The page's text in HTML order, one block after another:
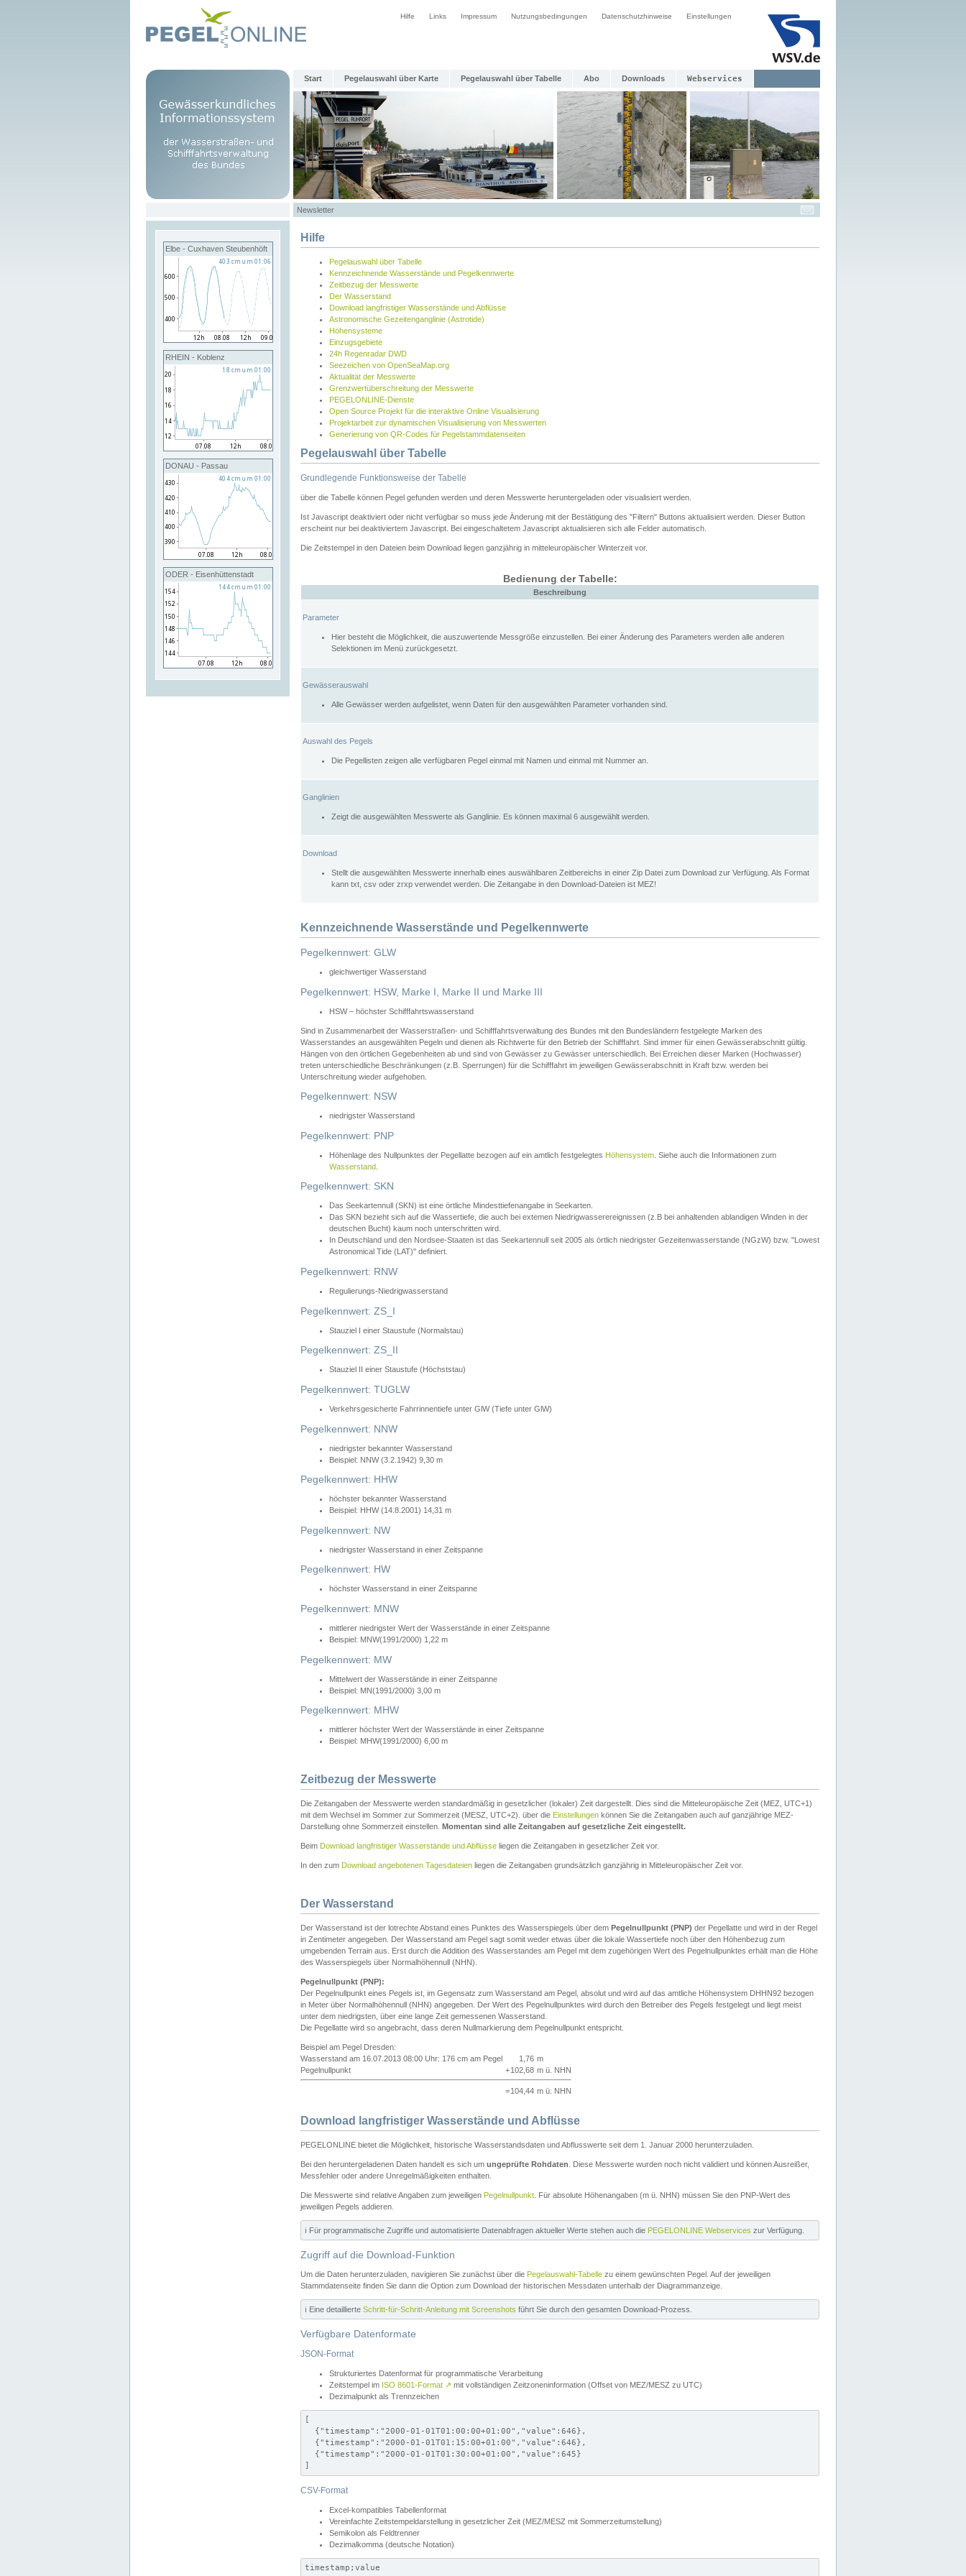
Hilfe Links Impressum Nutzungsbedingungen Datenschutzhinweise Einstellungen
Start Pegelauswahl über Karte Pegelauswahl über Tabelle Abo Downloads Webservices
Newsletter
Elbe - Cuxhaven Steubenhöft
RHEIN - Koblenz
DONAU - Passau
ODER - Eisenhüttenstadt
Hilfe
Pegelauswahl über Tabelle
Kennzeichnende Wasserstände und Pegelkennwerte
Zeitbezug der Messwerte
Der Wasserstand
Download langfristiger Wasserstände und Abflüsse
Astronomische Gezeitenganglinie (Astrotide)
Höhensysteme
Einzugsgebiete
24h Regenradar DWD
Seezeichen von OpenSeaMap.org
Aktualität der Messwerte
Grenzwertüberschreitung der Messwerte
PEGELONLINE-Dienste
Open Source Projekt für die interaktive Online Visualisierung
Projektarbeit zur dynamischen Visualisierung von Messwerten
Generierung von QR-Codes für Pegelstammdatenseiten
Pegelauswahl über Tabelle
Grundlegende Funktionsweise der Tabelle
über die Tabelle können Pegel gefunden werden und deren Messwerte heruntergeladen oder visualisiert werden.
Ist Javascript deaktiviert oder nicht verfügbar so muss jede Änderung mit der Bestätigung des "Filtern" Buttons aktualisiert werden. Dieser Button
erscheint nur bei deaktiviertem Javascript. Bei eingeschaltetem Javascript aktualisieren sich alle Felder automatisch.
Die Zeitstempel in den Dateien beim Download liegen ganzjährig in mitteleuropäischer Winterzeit vor.
Bedienung der Tabelle:
Beschreibung
Parameter
Hier besteht die Möglichkeit, die auszuwertende Messgröße einzustellen. Bei einer Änderung des Parameters werden alle anderen
Selektionen im Menü zurückgesetzt.
Gewässerauswahl
Alle Gewässer werden aufgelistet, wenn Daten für den ausgewählten Parameter vorhanden sind.
Auswahl des Pegels
Die Pegellisten zeigen alle verfügbaren Pegel einmal mit Namen und einmal mit Nummer an.
Ganglinien
Zeigt die ausgewählten Messwerte als Ganglinie. Es können maximal 6 ausgewählt werden.
Download
Stellt die ausgewählten Messwerte innerhalb eines auswählbaren Zeitbereichs in einer Zip Datei zum Download zur Verfügung. Als Format
kann txt, csv oder zrxp verwendet werden. Die Zeitangabe in den Download-Dateien ist MEZ!
Kennzeichnende Wasserstände und Pegelkennwerte
Pegelkennwert: GLW
gleichwertiger Wasserstand
Pegelkennwert: HSW, Marke I, Marke II und Marke III
HSW – höchster Schifffahrtswasserstand
Sind in Zusammenarbeit der Wasserstraßen- und Schifffahrtsverwaltung des Bundes mit den Bundesländern festgelegte Marken des
Wasserstandes an ausgewählten Pegeln und dienen als Richtwerte für den Betrieb der Schifffahrt. Sind immer für einen Gewässerabschnitt gültig.
Hängen von den örtlichen Gegebenheiten ab und sind von Gewässer zu Gewässer unterschiedlich. Bei Erreichen dieser Marken (Hochwasser)
treten unterschiedliche Beschränkungen (z.B. Sperrungen) für die Schifffahrt im jeweiligen Gewässerabschnitt in Kraft bzw. werden bei
Unterschreitung wieder aufgehoben.
Pegelkennwert: NSW
niedrigster Wasserstand
Pegelkennwert: PNP
Höhenlage des Nullpunktes der Pegellatte bezogen auf ein amtlich festgelegtes Höhensystem . Siehe auch die Informationen zum
Wasserstand
Pegelkennwert: SKN
Das Seekartennull (SKN) ist eine örtliche Mindesttiefenangabe in Seekarten.
Das SKN bezieht sich auf die Wassertiefe, die auch bei extemen Niedrigwasserereignissen (z.B bei anhaltenden ablandigen Winden in der
deutschen Bucht) kaum noch unterschritten wird.
In Deutschland und den Nordsee-Staaten ist das Seekartennull seit 2005 als örtlich niedrigster Gezeitenwasserstande (NGzW) bzw. "Lowest
Astronomical Tide (LAT)" definiert.
Pegelkennwert: RNW
Regulierungs-Niedrigwasserstand
Pegelkennwert: ZS_I
Stauziel I einer Staustufe (Normalstau)
Pegelkennwert: ZS_II
Stauziel II einer Staustufe (Höchststau)
Pegelkennwert: TUGLW
Verkehrsgesicherte Fahrrinnentiefe unter GlW (Tiefe unter GlW)
Pegelkennwert: NNW
niedrigster bekannter Wasserstand
Beispiel: NNW (3.2.1942) 9,30 m
Pegelkennwert: HHW
höchster bekannter Wasserstand
Beispiel: HHW (14.8.2001) 14,31 m
Pegelkennwert: NW
niedrigster Wasserstand in einer Zeitspanne
Pegelkennwert: HW
höchster Wasserstand in einer Zeitspanne
Pegelkennwert: MNW
mittlerer niedrigster Wert der Wasserstände in einer Zeitspanne
Beispiel: MNW(1991/2000) 1,22 m
Pegelkennwert: MW
Mittelwert der Wasserstände in einer Zeitspanne
Beispiel: MN(1991/2000) 3,00 m
Pegelkennwert: MHW
mittlerer höchster Wert der Wasserstände in einer Zeitspanne
Beispiel: MHW(1991/2000) 6,00 m
Zeitbezug der Messwerte
Die Zeitangaben der Messwerte werden standardmäßig in gesetzlicher (lokaler) Zeit dargestellt. Dies sind die Mitteleuropäische Zeit (MEZ, UTC+1)
mit dem Wechsel im Sommer zur Sommerzeit (MESZ, UTC+2). über die Einstellungen können Sie die Zeitangaben auch auf ganzjährige MEZ-
Darstellung ohne Sommerzeit einstellen. Momentan sind alle Zeitangaben auf gesetzliche Zeit eingestellt.
Beim Download langfristiger Wasserstände und Abflüsse liegen die Zeitangaben in gesetzlicher Zeit vor.
In den zum Download angebotenen Tagesdateien liegen die Zeitangaben grundsätzlich ganzjährig in Mitteleuropäischer Zeit vor.
Der Wasserstand
Der Wasserstand ist der lotrechte Abstand eines Punktes des Wasserspiegels über dem Pegelnullpunkt (PNP) der Pegellatte und wird in der Regel
in Zentimeter angegeben. Der Wasserstand am Pegel sagt somit weder etwas über die lokale Wassertiefe noch über den Höhenbezug zum
umgebenden Terrain aus. Erst durch die Addition des Wasserstandes am Pegel mit dem zugehörigen Wert des Pegelnullpunktes erhält man die Höhe
des Wasserspiegels über Normalhöhennull (NHN).
Pegelnullpunkt (PNP):
Der Pegelnullpunkt eines Pegels ist, im Gegensatz zum Wasserstand am Pegel, absolut und wird auf das amtliche Höhensystem DHHN92 bezogen
in Meter über Normalhöhennull (NHN) angegeben. Der Wert des Pegelnullpunktes wird durch den Betreiber des Pegels festgelegt und liegt meist
unter dem niedrigsten, über eine lange Zeit gemessenen Wasserstand.
Die Pegellatte wird so angebracht, dass deren Nullmarkierung dem Pegelnullpunkt entspricht.
Beispiel am Pegel Dresden:
Wasserstand am 16.07.2013 08:00 Uhr: 176 cm am Pegel
1,76 m
Pegelnullpunkt
+102,68 m ü. NHN
=104,44 m ü. NHN
Download langfristiger Wasserstände und Abflüsse
PEGELONLINE bietet die Möglichkeit, historische Wasserstandsdaten und Abflusswerte seit dem 1. Januar 2000 herunterzuladen.
Bei den heruntergeladenen Daten handelt es sich um ungeprüfte Rohdaten . Diese Messwerte wurden noch nicht validiert und können Ausreißer,
Messfehler oder andere Unregelmäßigkeiten enthalten.
Die Messwerte sind relative Angaben zum jeweiligen Pegelnullpunkt . Für absolute Höhenangaben (m ü. NHN) müssen Sie den PNP-Wert des
jeweiligen Pegels addieren.
ℹ️ Für programmatische Zugriffe und automatisierte Datenabfragen aktueller Werte stehen auch die PEGELONLINE Webservices zur Verfügung.
Zugriff auf die Download-Funktion
Um die Daten herunterzuladen, navigieren Sie zunächst über die Pegelauswahl-Tabelle zu einem gewünschten Pegel. Auf der jeweiligen
Stammdatenseite finden Sie dann die Option zum Download der historischen Messdaten unterhalb der Diagrammanzeige.
ℹ️ Eine detaillierte Schritt-für-Schritt-Anleitung mit Screenshots führt Sie durch den gesamten Download-Prozess.
Verfügbare Datenformate
JSON-Format
Strukturiertes Datenformat für programmatische Verarbeitung
Zeitstempel im ISO 8601-Format ↗ mit vollständigen Zeitzoneninformation (Offset von MEZ/MESZ zu UTC)
Dezimalpunkt als Trennzeichen
[
  {"timestamp":"2000-01-01T01:00:00+01:00","value":646},
  {"timestamp":"2000-01-01T01:15:00+01:00","value":646},
  {"timestamp":"2000-01-01T01:30:00+01:00","value":645}
]
CSV-Format
Excel-kompatibles Tabellenformat
Vereinfachte Zeitstempeldarstellung in gesetzlicher Zeit (MEZ/MESZ mit Sommerzeitumstellung)
Semikolon als Feldtrenner
Dezimalkomma (deutsche Notation)
timestamp;value